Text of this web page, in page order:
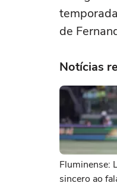
de
Notícias
Fluminense:
sincero ao